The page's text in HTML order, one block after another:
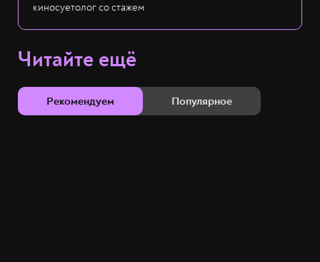
киносуетолог со стажем
Читайте ещё
Рекомендуем Популярное